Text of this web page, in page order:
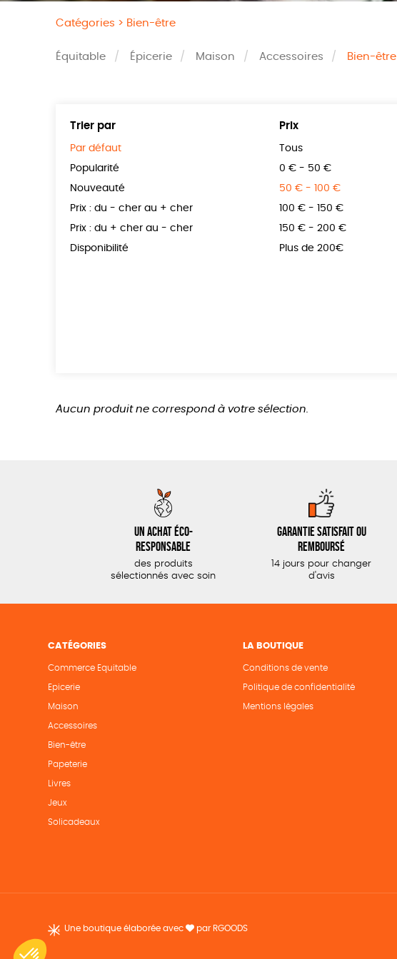
Catégories > Bien-être
Équitable Épicerie Maison Accessoires Bien-être
Trier par
Par défaut
Popularité
Nouveauté
Prix : du - cher au + cher
Prix : du + cher au - cher
Disponibilité
Prix
Tous
0 € - 50 €
50 € - 100 €
100 € - 150 €
150 € - 200 €
Plus de 200€
Aucun produit ne correspond à votre sélection.
Un achat éco-
responsable
des produits
sélectionnés avec soin
Garantie satisfait ou
remboursé
14 jours pour changer
d'avis
CATÉGORIES
Commerce Equitable
Epicerie
Maison
Accessoires
Bien-être
Papeterie
Livres
Jeux
Solicadeaux
LA BOUTIQUE
Conditions de vente
Politique de confidentialité
Mentions légales
Une boutique élaborée avec par RGOODS